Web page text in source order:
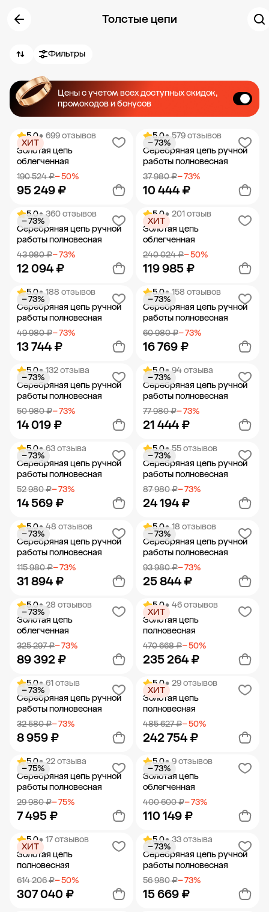
Толстые цепи
Фильтры
Цены с учетом всех доступных скидок,
промокодов и бонусов
5.0• 699 отзывов
Золотая цепь
облегченная
190 524 ₽− 50%
95 249 ₽
ХИТ
Добавить в корзину
5.0• 579 отзывов
Серебряная цепь ручной
работы полновесная
37 980 ₽− 73%
10 444 ₽
− 73%
Добавить в корзину
5.0• 360 отзывов
Серебряная цепь ручной
работы полновесная
43 980 ₽− 73%
12 094 ₽
− 73%
Добавить в корзину
5.0• 201 отзыв
Золотая цепь
облегченная
240 024 ₽− 50%
119 985 ₽
ХИТ
Добавить в корзину
5.0• 188 отзывов
Серебряная цепь ручной
работы полновесная
49 980 ₽− 73%
13 744 ₽
− 73%
Добавить в корзину
5.0• 158 отзывов
Серебряная цепь ручной
работы полновесная
60 980 ₽− 73%
16 769 ₽
− 73%
Добавить в корзину
5.0• 132 отзыва
Серебряная цепь ручной
работы полновесная
50 980 ₽− 73%
14 019 ₽
− 73%
Добавить в корзину
5.0• 94 отзыва
Серебряная цепь ручной
работы полновесная
77 980 ₽− 73%
21 444 ₽
− 73%
Добавить в корзину
5.0• 63 отзыва
Серебряная цепь ручной
работы полновесная
52 980 ₽− 73%
14 569 ₽
− 73%
Добавить в корзину
5.0• 55 отзывов
Серебряная цепь ручной
работы полновесная
87 980 ₽− 73%
24 194 ₽
− 73%
Добавить в корзину
5.0• 48 отзывов
Серебряная цепь ручной
работы полновесная
115 980 ₽− 73%
31 894 ₽
− 73%
Добавить в корзину
5.0• 18 отзывов
Серебряная цепь ручной
работы полновесная
93 980 ₽− 73%
25 844 ₽
− 73%
Добавить в корзину
5.0• 28 отзывов
Золотая цепь
облегченная
325 297 ₽− 73%
89 392 ₽
− 73%
Добавить в корзину
5.0• 46 отзывов
Золотая цепь
полновесная
470 668 ₽− 50%
235 264 ₽
ХИТ
Добавить в корзину
5.0• 61 отзыв
Серебряная цепь ручной
работы полновесная
32 580 ₽− 73%
8 959 ₽
− 73%
Добавить в корзину
5.0• 29 отзывов
Золотая цепь
полновесная
485 627 ₽− 50%
242 754 ₽
ХИТ
Добавить в корзину
5.0• 22 отзыва
Серебряная цепь ручной
работы полновесная
29 980 ₽− 75%
7 495 ₽
− 75%
Добавить в корзину
5.0• 9 отзывов
Золотая цепь
облегченная
400 600 ₽− 73%
110 149 ₽
− 73%
Добавить в корзину
5.0• 17 отзывов
Золотая цепь
полновесная
614 206 ₽− 50%
307 040 ₽
ХИТ
5.0• 33 отзыва
Серебряная цепь ручной
работы полновесная
56 980 ₽− 73%
15 669 ₽
− 73%